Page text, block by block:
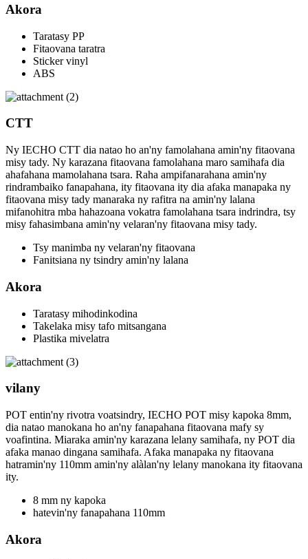
Akora
Taratasy PP
Fitaovana taratra
Sticker vinyl
ABS
CTT
Ny IECHO CTT dia natao ho an'ny famolahana amin'ny fitaovana
misy tady. Ny karazana fitaovana famolahana maro samihafa dia
ahafahana mamolahana tsara. Raha ampifanarahana amin'ny
rindrambaiko fanapahana, ity fitaovana ity dia afaka manapaka ny
fitaovana misy tady manaraka ny rafitra na amin'ny lalana
mifanohitra mba hahazoana vokatra famolahana tsara indrindra, tsy
misy fahasimbana amin'ny velaran'ny fitaovana misy tady.
Tsy manimba ny velaran'ny fitaovana
Fanitsiana ny tsindry amin'ny lalana
Akora
Taratasy mihodinkodina
Takelaka misy tafo mitsangana
Plastika mivelatra
vilany
POT entin'ny rivotra voatsindry, IECHO POT misy kapoka 8mm,
dia natao manokana ho an'ny fanapahana fitaovana mafy sy
voafintina. Miaraka amin'ny karazana lelany samihafa, ny POT dia
afaka manao dingana samihafa. Afaka manapaka ny fitaovana
hatramin'ny 110mm amin'ny alàlan'ny lelany manokana ity fitaovana
ity.
8 mm ny kapoka
hatevin'ny fanapahana 110mm
Akora